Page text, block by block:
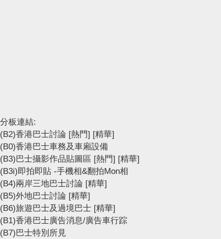
分板連結:
(B2)香港巴士討論 [熱門] [精華]
(B0)香港巴士車務及車廂設備
(B3)巴士攝影作品貼圖區 [熱門] [精華]
(B3i)即拍即貼 -手機相&翻拍Mon相
(B4)兩岸三地巴士討論 [精華]
(B5)外地巴士討論 [精華]
(B6)旅遊巴士及過境巴士 [精華]
(B1)香港巴士廣告消息/廣告車行踪
(B7)巴士特別所見